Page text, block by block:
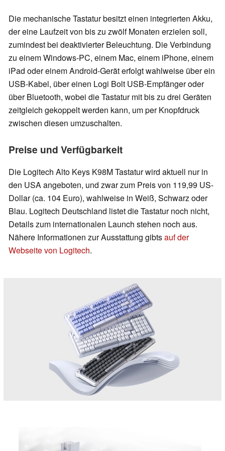
Die mechanische Tastatur besitzt einen integrierten Akku,
der eine Laufzeit von bis zu zwölf Monaten erzielen soll,
zumindest bei deaktivierter Beleuchtung. Die Verbindung
zu einem Windows-PC, einem Mac, einem iPhone, einem
iPad oder einem Android-Gerät erfolgt wahlweise über ein
USB-Kabel, über einen Logi Bolt USB-Empfänger oder
über Bluetooth, wobei die Tastatur mit bis zu drei Geräten
zeitgleich gekoppelt werden kann, um per Knopfdruck
zwischen diesen umzuschalten.
Preise und Verfügbarkeit
Die Logitech Alto Keys K98M Tastatur wird aktuell nur in
den USA angeboten, und zwar zum Preis von 119,99 US-
Dollar (ca. 104 Euro), wahlweise in Weiß, Schwarz oder
Blau. Logitech Deutschland listet die Tastatur noch nicht,
Details zum internationalen Launch stehen noch aus.
Nähere Informationen zur Ausstattung gibtsauf der
Webseite von Logitech.